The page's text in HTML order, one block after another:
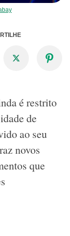
é restrito
de
ao seu
novos
que